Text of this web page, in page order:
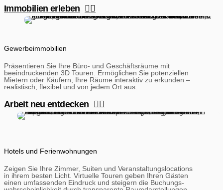
Immobilien erleben
Gewerbe­immobilien
Präsentieren Sie Ihre Büro- und Geschäftsräume mit
beeindruckenden 3D Touren. Ermöglichen Sie potenziellen
Mietern oder Käufern, Ihre Räume interaktiv zu erkunden –
realistisch, flexibel und von jedem Ort aus.
Arbeit neu entdecken
Hotels und Ferien­wohnungen
Zeigen Sie Ihre Zimmer, Suiten und Veranstaltungs­locations
in ihrem besten Licht. Virtuelle Touren geben Ihren Gästen
einen umfassenden Eindruck und steigern die Buchungs­